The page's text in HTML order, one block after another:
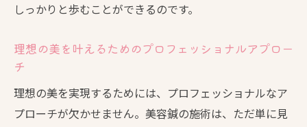
しっかりと歩むことができるのです。
理想の美を叶えるためのプロフェッショナルアプロー
チ
理想の美を実現するためには、プロフェッショナルなア
プローチが欠かせません。美容鍼の施術は、ただ単に見